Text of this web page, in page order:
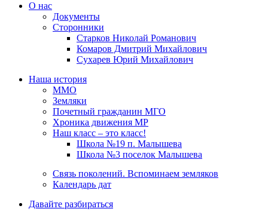
О нас
Документы
Сторонники
Старков Николай Романович
Комаров Дмитрий Михайлович
Сухарев Юрий Михайлович
Наша история
ММО
Земляки
Почетный гражданин МГО
Хроника движения МР
Наш класс – это класс!
Школа №19 п. Малышева
Школа №3 поселок Малышева
Связь поколений. Вспоминаем земляков
Календарь дат
Давайте разбираться